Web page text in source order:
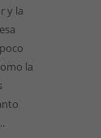
y la
la